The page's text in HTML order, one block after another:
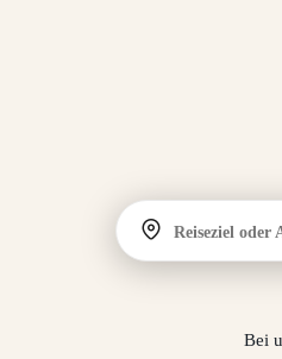
Reiseziel oder
Bei